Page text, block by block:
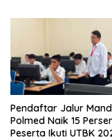
Pendaftar Jalur
Polmed Naik 15
Peserta Ikuti UTBK